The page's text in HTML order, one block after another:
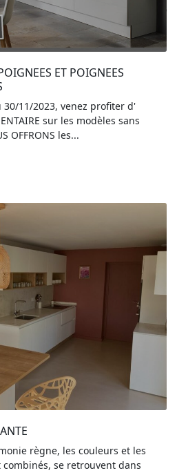
ET POIGNEES
30/11/2023, venez profiter d'
sur les modèles sans
OFFRONS les...
règne, les couleurs et les
se retrouvent dans